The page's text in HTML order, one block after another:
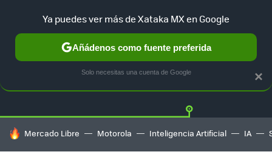
Twitter
HOY SE HABLA DE
Mercado Libre Motorola Inteligencia Artificial IA
×
Ya puedes ver más de Xataka MX en Google
Añádenos como fuente preferida
Solo necesitas una cuenta de Google